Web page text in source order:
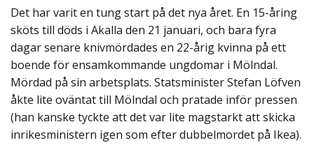
Det har varit en tung start på det nya året. En 15-åring
sköts till döds i Akalla den 21 januari, och bara fyra
dagar senare knivmördades en 22-årig kvinna på ett
boende för ensamkommande ungdomar i Mölndal.
Mördad på sin arbetsplats. Statsminister Stefan Löfven
åkte lite oväntat till Mölndal och pratade inför pressen
(han kanske tyckte att det var lite magstarkt att skicka
inrikesministern igen som efter dubbelmordet på Ikea).